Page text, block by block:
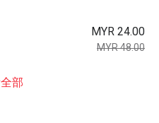
MYR 24.00
MYR 48.00
部